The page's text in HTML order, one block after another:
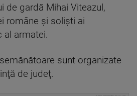
de gardă Mihai Viteazul,
române şi solişti ai
al armatei.
sunt organizate
de judeţ.